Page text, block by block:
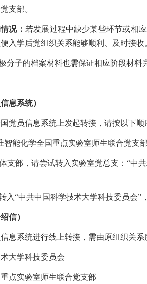
支部。
况： 若发展过程中缺少某些环节或相
入学后党组织关系能够顺利、及时接收
分子的档案材料也需保证相应阶段材料
息系统）
党员信息系统上发起转接，请按以下顺
能化学全国重点实验室师生联合党支部
支部，请尝试转入实验室党总支：“中
“中共中国科学技术大学科技委员会”，
信）
息系统进行线上转接，需由原组织关系
大学科技委员会
点实验室师生联合党支部